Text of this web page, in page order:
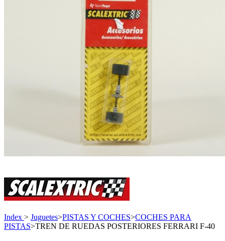
Index > Juguetes>PISTAS Y COCHES>COCHES PARA
PISTAS>TREN DE RUEDAS POSTERIORES FERRARI F-40